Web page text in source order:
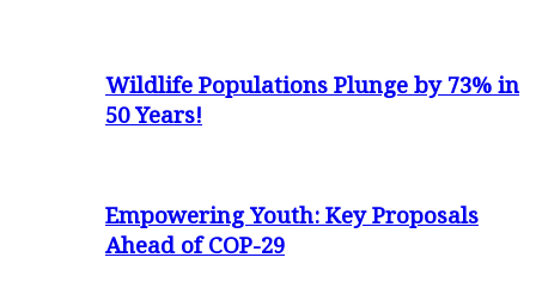
Wildlife Populations Plunge by 73% in
50 Years!
Empowering Youth: Key Proposals
Ahead of COP-29